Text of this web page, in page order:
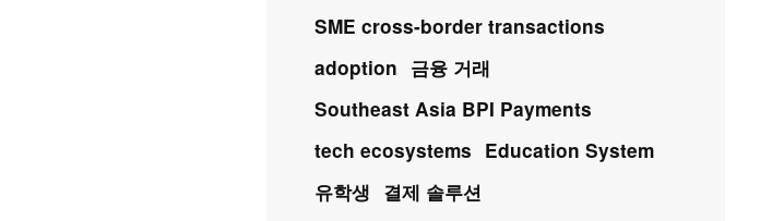
SME cross-border transactions
adoption 금융 거래
Southeast Asia BPI Payments
tech ecosystems Education System
유학생 결제 솔루션